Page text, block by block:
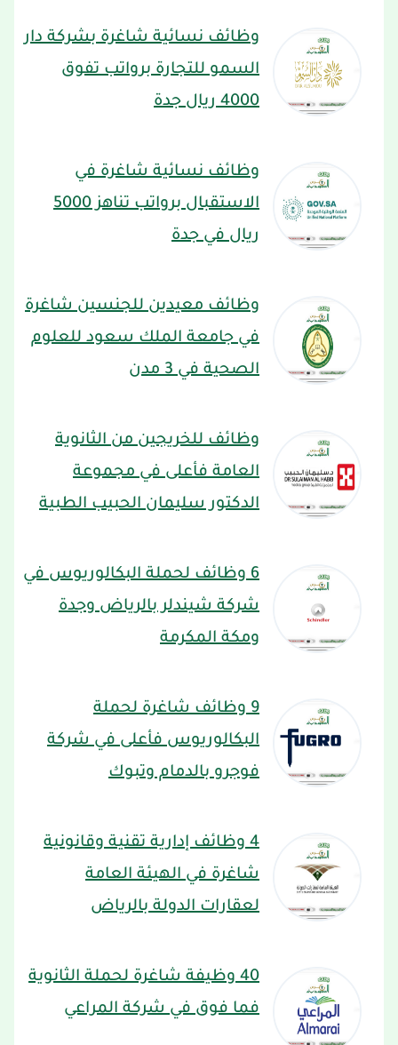
وظائف نسائية شاغرة بشركة دار
السمو للتجارة برواتب تفوق
4000 ريال جدة
وظائف نسائية شاغرة في
الاستقبال برواتب تناهز 5000
ريال في جدة
وظائف معيدين للجنسين شاغرة
في جامعة الملك سعود للعلوم
الصحية في 3 مدن
وظائف للخريجين من الثانوية
العامة فأعلى في مجموعة
الدكتور سليمان الحبيب الطبية
6 وظائف لحملة البكالوريوس في
شركة شيندلر بالرياض وجدة
ومكة المكرمة
9 وظائف شاغرة لحملة
البكالوريوس فأعلى في شركة
فوجرو بالدمام وتبوك
4 وظائف إدارية تقنية وقانونية
شاغرة في الهيئة العامة
لعقارات الدولة بالرياض
40 وظيفة شاغرة لحملة الثانوية
فما فوق في شركة المراعي